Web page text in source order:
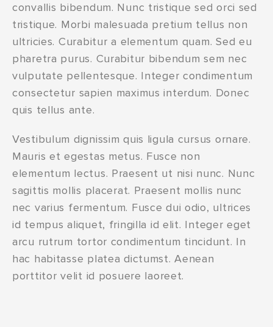
convallis bibendum. Nunc tristique sed orci sed
tristique. Morbi malesuada pretium tellus non
ultricies. Curabitur a elementum quam. Sed eu
pharetra purus. Curabitur bibendum sem nec
vulputate pellentesque. Integer condimentum
consectetur sapien maximus interdum. Donec
quis tellus ante.
Vestibulum dignissim quis ligula cursus ornare.
Mauris et egestas metus. Fusce non
elementum lectus. Praesent ut nisi nunc. Nunc
sagittis mollis placerat. Praesent mollis nunc
nec varius fermentum. Fusce dui odio, ultrices
id tempus aliquet, fringilla id elit. Integer eget
arcu rutrum tortor condimentum tincidunt. In
hac habitasse platea dictumst. Aenean
porttitor velit id posuere laoreet.